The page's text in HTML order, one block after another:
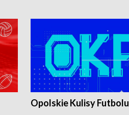
Opolskie Kulisy Futbolu